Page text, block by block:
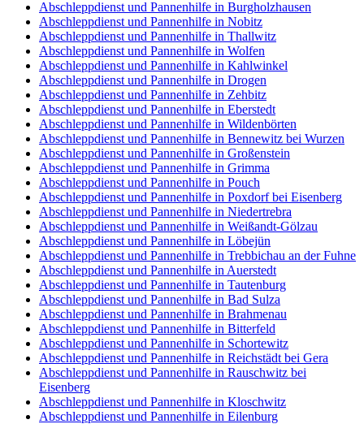
Abschleppdienst und Pannenhilfe in Burgholzhausen
Abschleppdienst und Pannenhilfe in Nobitz
Abschleppdienst und Pannenhilfe in Thallwitz
Abschleppdienst und Pannenhilfe in Wolfen
Abschleppdienst und Pannenhilfe in Kahlwinkel
Abschleppdienst und Pannenhilfe in Drogen
Abschleppdienst und Pannenhilfe in Zehbitz
Abschleppdienst und Pannenhilfe in Eberstedt
Abschleppdienst und Pannenhilfe in Wildenbörten
Abschleppdienst und Pannenhilfe in Bennewitz bei Wurzen
Abschleppdienst und Pannenhilfe in Großenstein
Abschleppdienst und Pannenhilfe in Grimma
Abschleppdienst und Pannenhilfe in Pouch
Abschleppdienst und Pannenhilfe in Poxdorf bei Eisenberg
Abschleppdienst und Pannenhilfe in Niedertrebra
Abschleppdienst und Pannenhilfe in Weißandt-Gölzau
Abschleppdienst und Pannenhilfe in Löbejün
Abschleppdienst und Pannenhilfe in Trebbichau an der Fuhne
Abschleppdienst und Pannenhilfe in Auerstedt
Abschleppdienst und Pannenhilfe in Tautenburg
Abschleppdienst und Pannenhilfe in Bad Sulza
Abschleppdienst und Pannenhilfe in Brahmenau
Abschleppdienst und Pannenhilfe in Bitterfeld
Abschleppdienst und Pannenhilfe in Schortewitz
Abschleppdienst und Pannenhilfe in Reichstädt bei Gera
Abschleppdienst und Pannenhilfe in Rauschwitz bei
Eisenberg
Abschleppdienst und Pannenhilfe in Kloschwitz
Abschleppdienst und Pannenhilfe in Eilenburg